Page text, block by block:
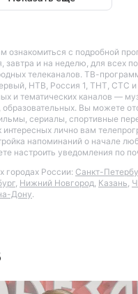
ознакомиться с подробной
завтра и на неделю, для всех
телеканалов. ТВ-
НТВ, Россия 1, ТНТ, СТС и
и тематических каналов —
Вы можете
сериалы, спортивные
интересных лично вам
напоминаний о начале
настроить уведомления по
городах России: Санкт-
, Нижний Новгород, Казань,
Дону.